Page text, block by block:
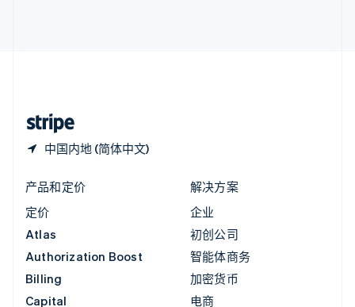
中国内地 (简体中文)
产品和定价
定价
Atlas
Authorization Boost
Billing
Capital
解决方案
企业
初创公司
智能体商务
加密货币
电商